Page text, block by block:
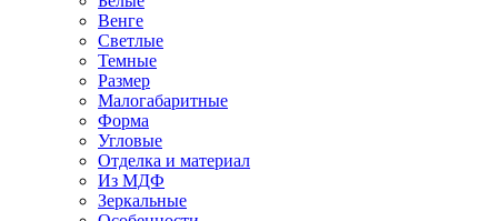
Венге
Светлые
Темные
Размер
Малогабаритные
Форма
Угловые
Отделка и материал
Из МДФ
Зеркальные